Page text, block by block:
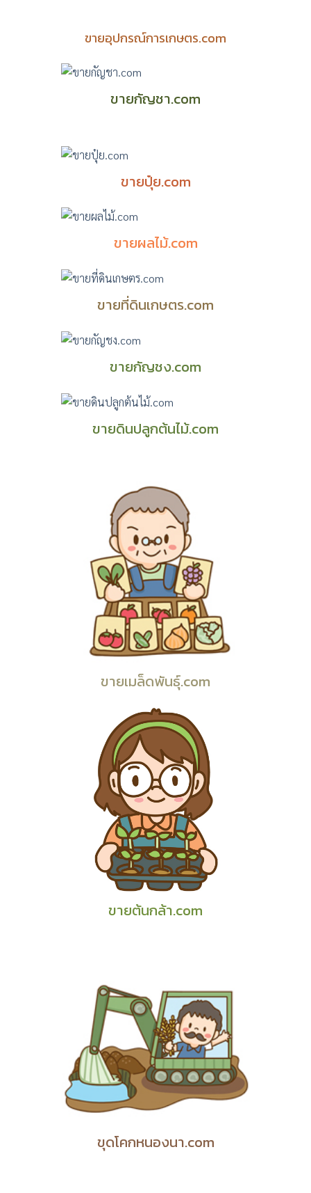
ขายอุปกรณ์การเกษตร.com
ขายกัญชา.com
ขายปุ๋ย.com
ขายผลไม้.com
ขายที่ดินเกษตร.com
ขายกัญชง.com
ขายดินปลูกต้นไม้.com
ขายเมล็ดพันธุ์.com
ขายต้นกล้า.com
ขุดโคกหนองนา.com